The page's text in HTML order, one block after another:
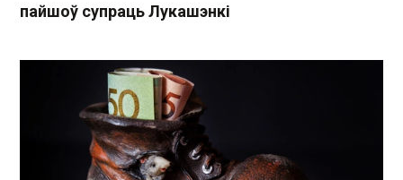
пайшоў супраць Лукашэнкі